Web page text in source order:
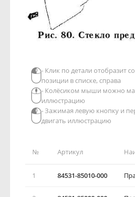
№ Артикул
1 84531-85010-000
- Клик по детали отобразит
позиции в списке, справа
- Колёсиком мыши можно
иллюстрацию
- Зажимая левую кнопку и
двигать иллюстрацию